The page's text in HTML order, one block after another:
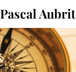
Pascal Aubrit